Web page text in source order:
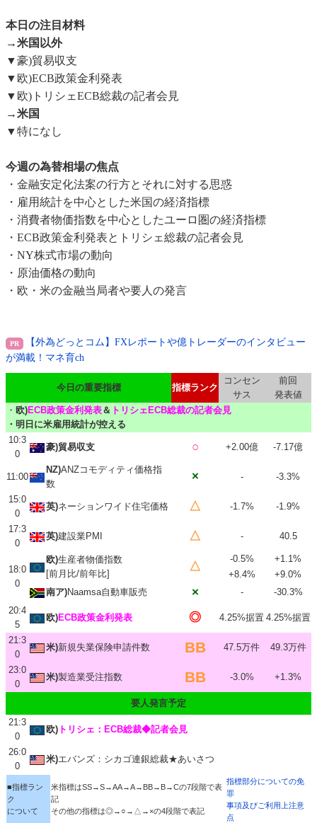
本日の注目材料
→米国以外
▼豪)貿易収支
▼欧)ECB政策金利発表
▼欧)トリシェECB総裁の記者会見
→米国
▼特になし
今週の為替相場の焦点
・金融安定化法案の行方とそれに対する思惑
・雇用統計を中心とした米国の経済指標
・消費者物価指数を中心としたユーロ圏の経済指標
・ECB政策金利発表とトリシェ総裁の記者会見
・NY株式市場の動向
・原油価格の動向
・欧・米の金融当局者や要人の発言
【外為どっとコム】FXレポートや億トレーダーのインタビュー
が満載！マネ育ch
今日の重要指標 指標ランク
コンセン
サス
前回
発表値
・ 欧)ECB政策金利発表＆ トリシェECB総裁の記者会見
・明日に米雇用統計が控える
10:3
0
豪)貿易収支 ○ +2.00億 -7.17億
11:00
NZ)ANZコモディティ価格指
数
× - -3.3%
15:0
0
英)ネーションワイド住宅価格 △ -1.7% -1.9%
17:3
0
英)建設業PMI △ - 40.5
18:0
0
欧)生産者物価指数
[前月比/前年比]
△
-0.5%
+1.1%
+8.4%
+9.0%
南ア)Naamsa自動車販売 × -
-30.3%
20:4
5
欧)ECB政策金利発表 ◎ 4.25%据置 4.25%据置
21:3
0
米)新規失業保険申請件数 BB 47.5万件 49.3万件
23:0
0
米)製造業受注指数 BB -3.0% +1.3%
要人発言予定
21:3
0
欧) トリシェ：ECB総裁◆記者会見
26:0
0
米)エバンズ：シカゴ連銀総裁★あいさつ
■指標ラン
ク
について
米指標はSS→S→AA→A→BB→B→Cの7段階で表
記
その他の指標は◎→○→△→×の4段階で表記
指標部分についての免
罪
事項及びご利用上注意
点